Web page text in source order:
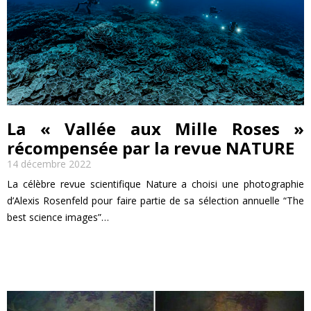
La « Vallée aux Mille Roses »
récompensée par la revue NATURE
14 décembre 2022
La célèbre revue scientifique Nature a choisi une photographie
d’Alexis Rosenfeld pour faire partie de sa sélection annuelle “The
best science images”…